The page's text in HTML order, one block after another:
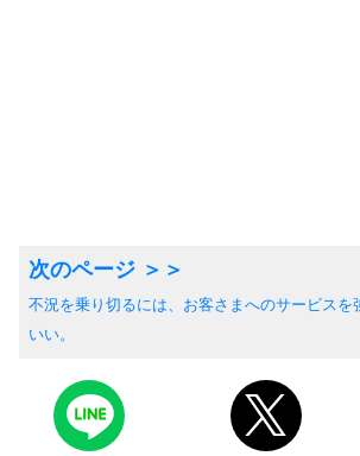
不況を乗り切るには、お客さまへのサービスを
いい。